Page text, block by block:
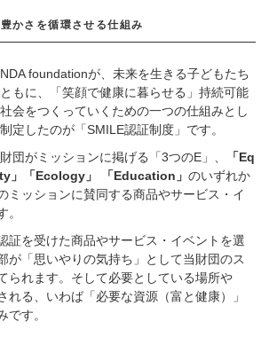
かさを循環させる仕組み
foundationが、未来を生きる子どもたち
もに、「笑顔で健康に暮らせる」持続可能
会をつくっていくための一つの仕組みとし
定したのが「SMILE認証制度」です。
団がミッションに掲げる「3つのE」、
「Eq
」「Ecology」 「Education」 のいずれか
ミッションに賛同する商品やサービス・イ
。
証を受けた商品やサービス・イベントを選
が「思いやりの気持ち」として当財団のス
られます。そして必要としている場所や
れる、いわば「必要な資源（富と健康）」
です。